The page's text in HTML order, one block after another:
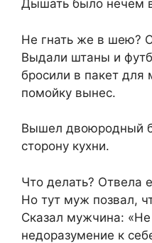
Дышать было нечем
Не гнать же в шею?
Выдали штаны и
бросили в пакет для
помойку вынес.
Вышел двоюродный
сторону кухни.
Что делать? Отвела
Но тут муж позвал,
Сказал мужчина:
недоразумение к